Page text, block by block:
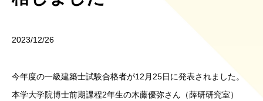
2023/12/26
今年度の一級建築士試験合格者が12月25日に発表されました。
本学大学院博士前期課程2年生の木藤優弥さん（薛研研究室）